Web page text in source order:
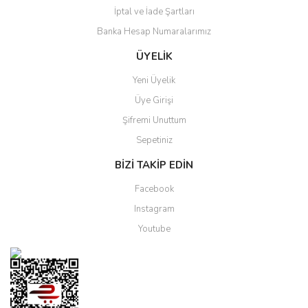
İptal ve İade Şartları
Banka Hesap Numaralarımız
ÜYELİK
Yeni Üyelik
Üye Girişi
Şifremi Unuttum
Sepetiniz
BİZİ TAKİP EDİN
Facebook
Instagram
Youtube